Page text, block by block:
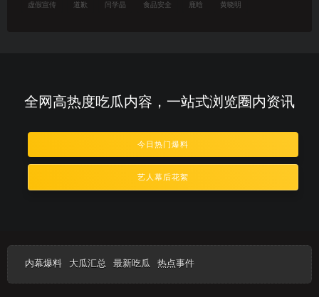
虚假宣传 道歉 闫学晶 食品安全 鹿晗 黄晓明
全网高热度吃瓜内容，一站式浏览圈内资讯
今日热门爆料
艺人幕后花絮
内幕爆料 大瓜汇总 最新吃瓜 热点事件